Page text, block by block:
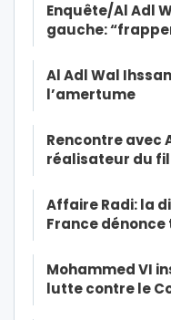
Enquête/Al Adl
gauche:
Al Adl Wal
l’amertume
Rencontre avec
réalisateur du
Affaire Radi: la
France
Mohammed VI
lutte contre le